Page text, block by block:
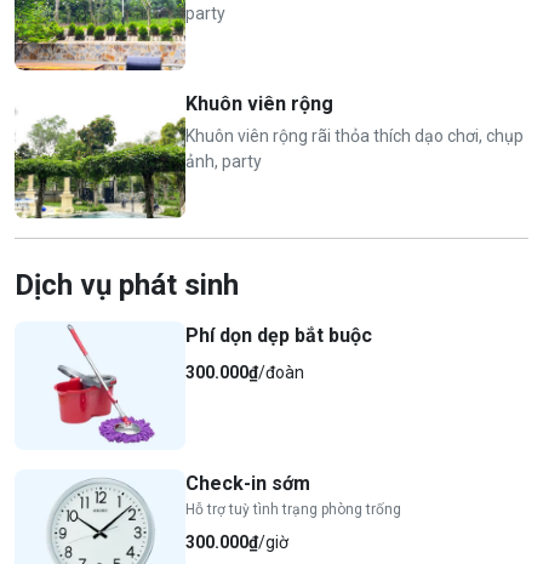
party
Khuôn viên rộng
Khuôn viên rộng rãi thỏa thích dạo chơi, chụp
ảnh, party
Dịch vụ phát sinh
Phí dọn dẹp bắt buộc
300.000₫/đoàn
Check-in sớm
Hỗ trợ tuỳ tình trạng phòng trống
300.000₫/giờ